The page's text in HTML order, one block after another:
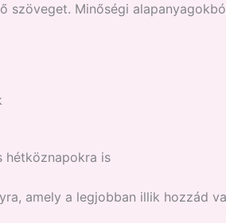
Minőségi
hétköznapokra is
amely a legjobban illik hozzád